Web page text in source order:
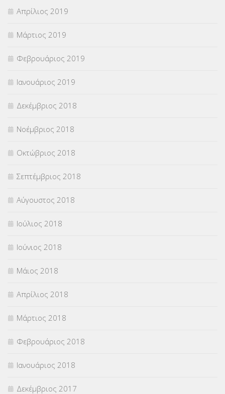
Απρίλιος 2019
Μάρτιος 2019
Φεβρουάριος 2019
Ιανουάριος 2019
Δεκέμβριος 2018
Νοέμβριος 2018
Οκτώβριος 2018
Σεπτέμβριος 2018
Αύγουστος 2018
Ιούλιος 2018
Ιούνιος 2018
Μάιος 2018
Απρίλιος 2018
Μάρτιος 2018
Φεβρουάριος 2018
Ιανουάριος 2018
Δεκέμβριος 2017